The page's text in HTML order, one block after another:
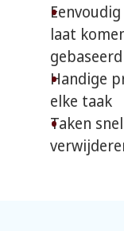
laat
Handige
elke taak
Taken